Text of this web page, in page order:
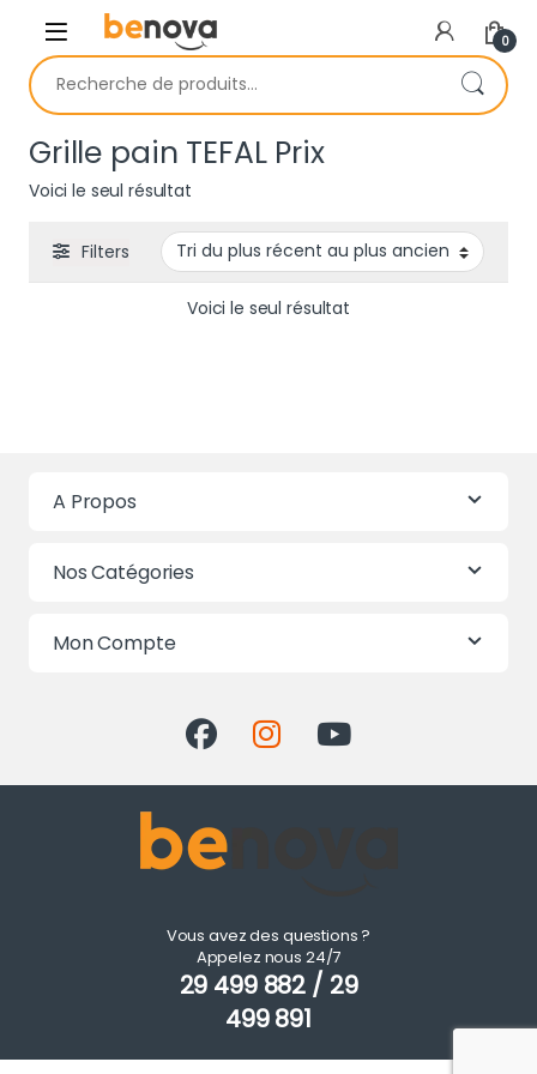
Skip to navigation
Skip to content
0
Recherche pour :
Grille pain TEFAL Prix
Voici le seul résultat
Filters
Voici le seul résultat
A Propos
Nos Catégories
Mon Compte
Vous avez des questions ?
Appelez nous 24/7
29 499 882 / 29
499 891